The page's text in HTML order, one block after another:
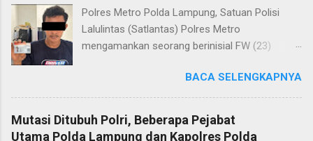
Heri Sulistyo Nugroho S.IK, M.IK mengatakan
“SPKT Polres Metro akan terus berusaha
memberikan pelayanan yang terbaik kepada
kepolisian, baik informasi maupun pelayanan
lainnya.” “SPKT adalah pusat jaringan dari
sistem fungsi Kepolisian, ketika telah menerima
laporan dari masyarakat maka SPKT akan
Polres Metro Polda Lampung, Satuan Polisi
Lalulintas (Satlantas) Polres Metro
mengamankan seorang berinisial FW (23)
Truk pelanggar lalulintas dan menggunakan
Surat Izin Mengemudi (SIM) kategori BII Umum
yang diduga palsu. Kapolres Metro AKBP Heri
Sulistyo Nugroho, S.IK, M.IK melalui Kasat
BACA SELENGKAPNYA
Mutasi Ditubuh Polri, Beberapa Pejabat
Utama Polda Lampung dan Kapolres Polda